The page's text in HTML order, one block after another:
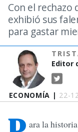
ECONOMÍA | 22-
Con el rechazo
exhibió sus
para gastar
Editor
ara la